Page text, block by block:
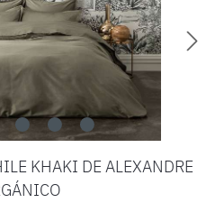
KHAKI DE ALEXANDRE